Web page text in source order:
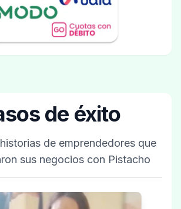
de éxito
de emprendedores que
sus negocios con Pistacho